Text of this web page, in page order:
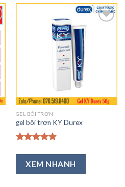
GEL BÔI TRƠN
gel bôi trơn KY Durex
hạng4.92
5 sao
XEM NHANH